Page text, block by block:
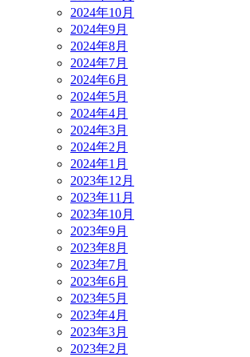
2024年10月
2024年9月
2024年8月
2024年7月
2024年6月
2024年5月
2024年4月
2024年3月
2024年2月
2024年1月
2023年12月
2023年11月
2023年10月
2023年9月
2023年8月
2023年7月
2023年6月
2023年5月
2023年4月
2023年3月
2023年2月